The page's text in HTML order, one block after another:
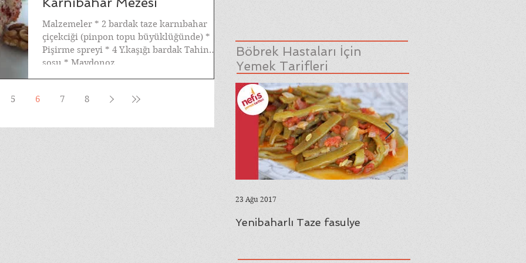
Böbrek Hastaları İçin
Yemek Tarifleri
Yenibaharlı Taze fasulye
23 Ağu 2017
Malzemeler * 2 bardak taze karnıbahar
çiçekciği (pinpon topu büyüklüğünde) *
Pişirme spreyi * 4 Y.kaşığı bardak Tahin
sosu * Maydonoz...
5 6 7 8